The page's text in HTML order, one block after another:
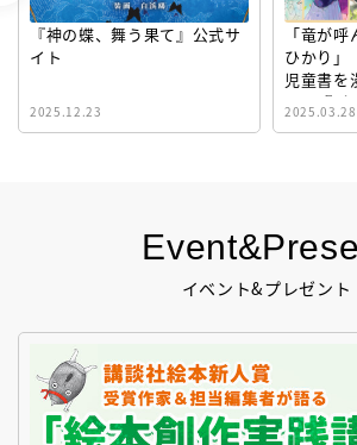
イベント&プレゼント
『神の蝶、舞う果て』公式サ
イト
2025.12.23
「竜が
ひかり
児童書
イト『ビ
生！
2025.03.28